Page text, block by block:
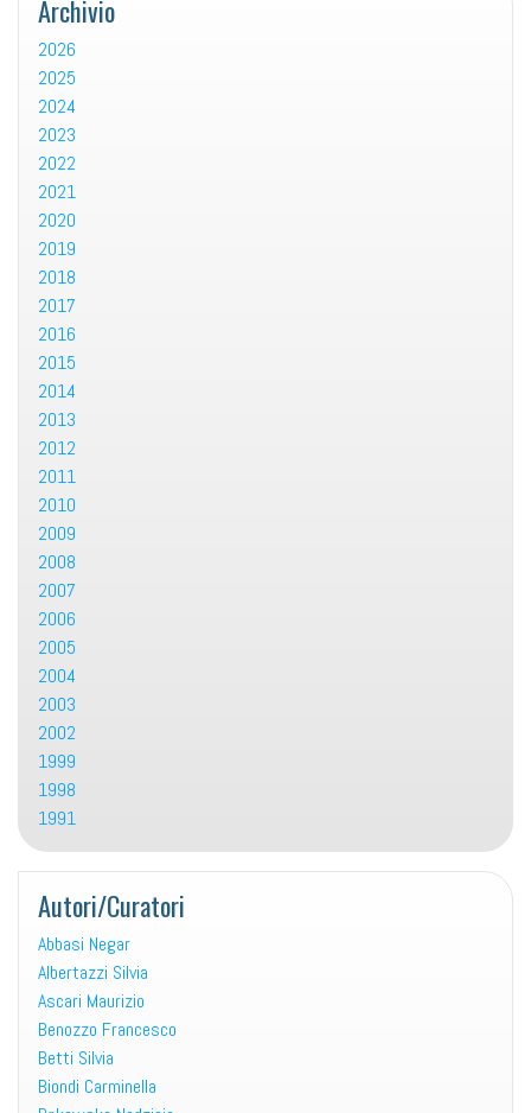
Archivio
2026
2025
2024
2023
2022
2021
2020
2019
2018
2017
2016
2015
2014
2013
2012
2011
2010
2009
2008
2007
2006
2005
2004
2003
2002
1999
1998
1991
Autori/Curatori
Abbasi Negar
Albertazzi Silvia
Ascari Maurizio
Benozzo Francesco
Betti Silvia
Biondi Carminella